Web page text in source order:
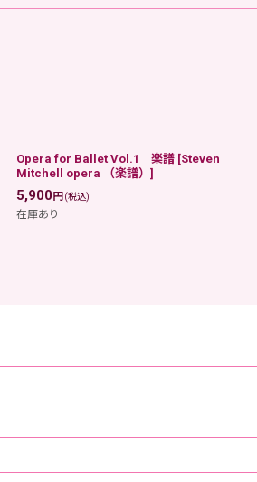
Opera for Ballet Vol.1 楽譜 [Steven
Mitchell opera （楽譜） ]
5,900円 (税込)
在庫あり